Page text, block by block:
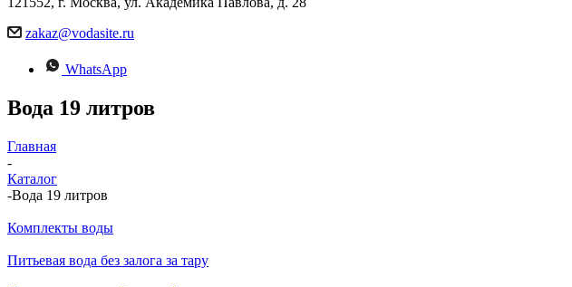
zakaz@vodasite.ru
WhatsApp
Вода 19 литров
Главная
-
Каталог
-Вода 19 литров
Комплекты воды
Питьевая вода без залога за тару